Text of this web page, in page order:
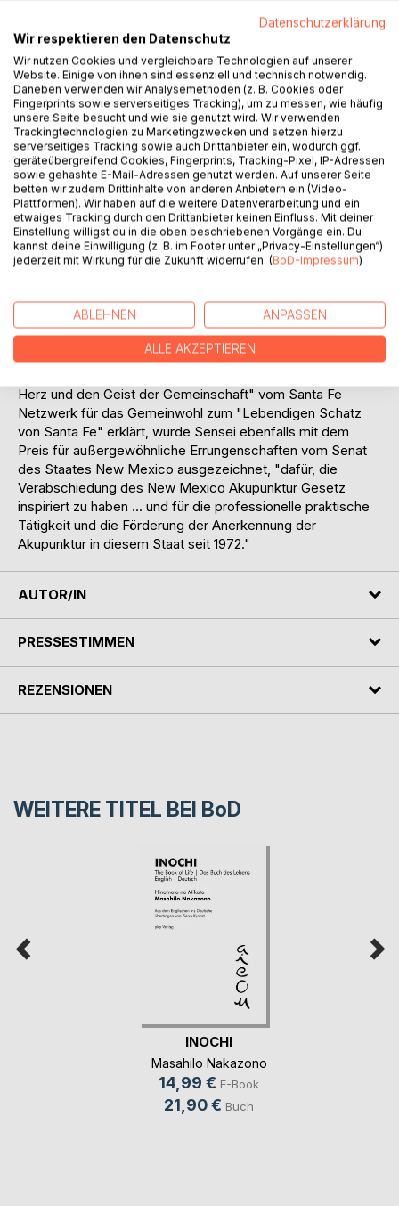
Titel bewerten
BESCHREIBUNG
Geboren in eine Familie praktizierender Heiler, begann
Sensei Nakazono 1934, im Alter von 16 Jahren, sein Studium
der Akupunktur. Viele Jahre lang waren seine Beiträge als
Japan hoch geschätzt. Die öffentliche Anerkennung seines
Genies brachte Schüler aus verschiedenen Ländern nach
Santa Fe, um mit ihm das Kototama Prinzip und seine
Anwendung in der Gesundheitsfürsorge zu studieren. Für
Herz und den Geist der Gemeinschaft" vom Santa Fe
Netzwerk für das Gemeinwohl zum "Lebendigen Schatz
von Santa Fe" erklärt, wurde Sensei ebenfalls mit dem
Preis für außergewöhnliche Errungenschaften vom Senat
des Staates New Mexico ausgezeichnet, "dafür, die
Verabschiedung des New Mexico Akupunktur Gesetz
inspiriert zu haben ... und für die professionelle praktische
Tätigkeit und die Förderung der Anerkennung der
Akupunktur in diesem Staat seit 1972."
AUTOR/IN
PRESSESTIMMEN
REZENSIONEN
WEITERE TITEL BEI BoD
INOCHI
Masahilo Nakazono
14,99 € E-Book
21,90 € Buch
Datenschutzerklärung
Wir respektieren den Datenschutz
Wir nutzen Cookies und vergleichbare Technologien auf unserer
Website. Einige von ihnen sind essenziell und technisch notwendig.
Daneben verwenden wir Analysemethoden (z. B. Cookies oder
Fingerprints sowie serverseitiges Tracking), um zu messen, wie häufig
unsere Seite besucht und wie sie genutzt wird. Wir verwenden
Trackingtechnologien zu Marketingzwecken und setzen hierzu
serverseitiges Tracking sowie auch Drittanbieter ein, wodurch ggf.
geräteübergreifend Cookies, Fingerprints, Tracking-Pixel, IP-Adressen
sowie gehashte E-Mail-Adressen genutzt werden. Auf unserer Seite
betten wir zudem Drittinhalte von anderen Anbietern ein (Video-
Plattformen). Wir haben auf die weitere Datenverarbeitung und ein
etwaiges Tracking durch den Drittanbieter keinen Einfluss. Mit deiner
Einstellung willigst du in die oben beschriebenen Vorgänge ein. Du
kannst deine Einwilligung (z. B. im Footer unter „Privacy-Einstellungen“)
jederzeit mit Wirkung für die Zukunft widerrufen. (BoD-Impressum)
ABLEHNEN ANPASSEN
ALLE AKZEPTIEREN